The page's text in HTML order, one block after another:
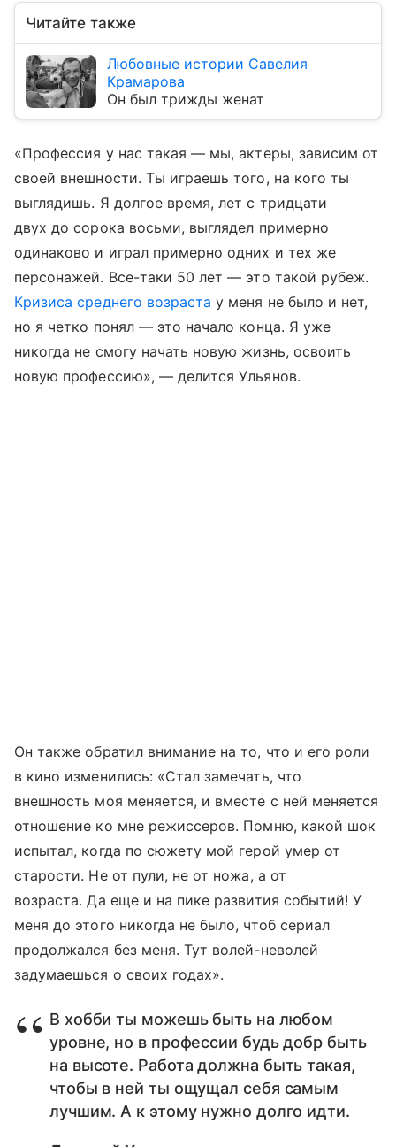
Читайте также
Любовные истории Савелия
Крамарова
Он был трижды женат
«Профессия у нас такая — мы, актеры, зависим от
своей внешности. Ты играешь того, на кого ты
выглядишь. Я долгое время, лет с тридцати
двух до сорока восьми, выглядел примерно
одинаково и играл примерно одних и тех же
персонажей. Все-таки 50 лет — это такой рубеж.
Кризиса среднего возраста у меня не было и нет,
но я четко понял — это начало конца. Я уже
никогда не смогу начать новую жизнь, освоить
новую профессию», — делится Ульянов.
Он также обратил внимание на то, что и его роли
в кино изменились: «Стал замечать, что
внешность моя меняется, и вместе с ней меняется
отношение ко мне режиссеров. Помню, какой шок
испытал, когда по сюжету мой герой умер от
старости. Не от пули, не от ножа, а от
возраста. Да еще и на пике развития событий! У
меня до этого никогда не было, чтоб сериал
продолжался без меня. Тут волей-неволей
задумаешься о своих годах».
В хобби ты можешь быть на любом
уровне, но в профессии будь добр быть
на высоте. Работа должна быть такая,
чтобы в ней ты ощущал себя самым
лучшим. А к этому нужно долго идти.